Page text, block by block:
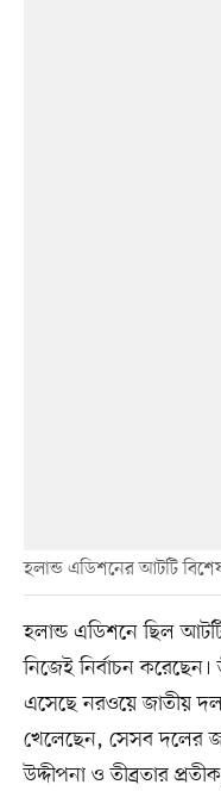
হলান্ড এডিশনের আটটি
হলান্ড এডিশনে ছিল আটটি
নিজেই নির্বাচন
এসেছে নরওয়ে জাতীয় দল
খেলেছেন, সেসব দলের
উদ্দীপনা ও তীব্রতার